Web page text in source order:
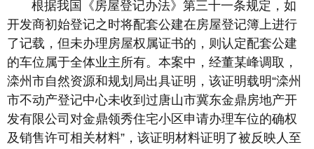
根据我国《房屋登记办法》第三十一条规定，如
开发商初始登记之时将配套公建在房屋登记簿上进行
了记载，但未办理房屋权属证书的，则认定配套公建
的车位属于全体业主所有。本案中，经董某峰调取，
滦州市自然资源和规划局出具证明，该证明载明“滦州
市不动产登记中心未收到过唐山市冀东金鼎房地产开
发有限公司对金鼎领秀住宅小区申请办理车位的确权
及销售许可相关材料”，该证明材料证明了被反映人至